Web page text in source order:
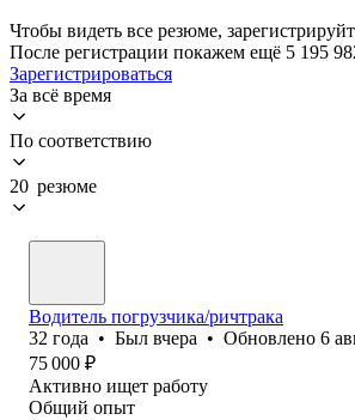
Чтобы видеть все резюме,
После регистрации покажем ещё 5 195
Зарегистрироваться
За всё время
По соответствию
20 резюме
Водитель погрузчика/ричтрака
32 года • Был вчера • Обновлено 6
75 000 ₽
Активно ищет работу
Общий опыт